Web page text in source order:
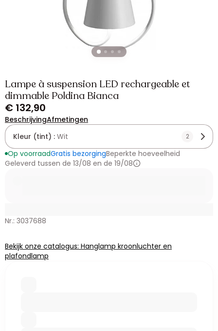
Lampe à suspension LED rechargeable et
dimmable Poldina Bianca
€ 132,90
BeschrijvingAfmetingen
Kleur (tint) : Wit 2
Op voorraadGratis bezorgingBeperkte hoeveelheid
Geleverd tussen de 13/08 en de 19/08
Nr.: 3037688
Bekijk onze catalogus: Hanglamp kroonluchter en
plafondlamp